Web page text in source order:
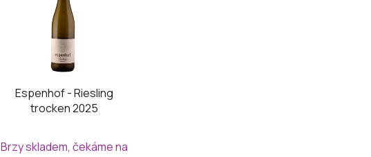
Espenhof - Riesling
trocken 2025
Brzy skladem, čekáme na